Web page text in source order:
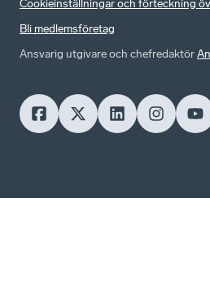
Cookieinställningar och förteckning
Bli medlemsföretag
Ansvarig utgivare och chefredaktör